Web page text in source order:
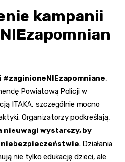
kampanii
#zaginioneNIEzapomniane,
Powiatową Policji w
ITAKA, szczególnie mocno
Organizatorzy podkreślają,
nieuwagi wystarczy, by
niebezpieczeństwie. Działania
nie tylko edukację dzieci, ale